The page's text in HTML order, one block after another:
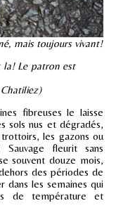
mais toujours vivant!
la! Le patron est
fibreuses le laisse
sols nus et dégradés,
les gazons ou
fleurit sans
souvent douze mois,
des périodes de
dans les semaines qui
de température et